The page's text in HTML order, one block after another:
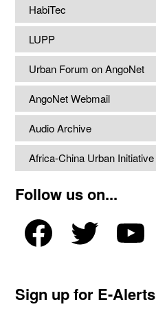
HabiTec
LUPP
Urban Forum on AngoNet
AngoNet Webmail
Audio Archive
Africa-China Urban Initiative
Follow us on...
Sign up for E-Alerts